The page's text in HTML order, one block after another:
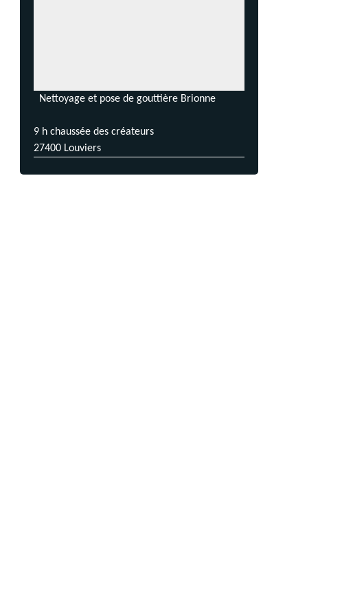
Nettoyage et pose de gouttière Brionne
9 h chaussée des créateurs
27400 Louviers